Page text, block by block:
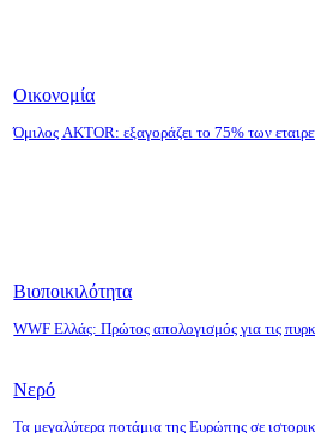
Οικονομία
Όμιλος AKTOR: εξαγοράζει το 75% των
Βιοποικιλότητα
WWF Ελλάς: Πρώτος απολογισμός για τις
Νερό
Τα μεγαλύτερα ποτάμια της Ευρώπης σε